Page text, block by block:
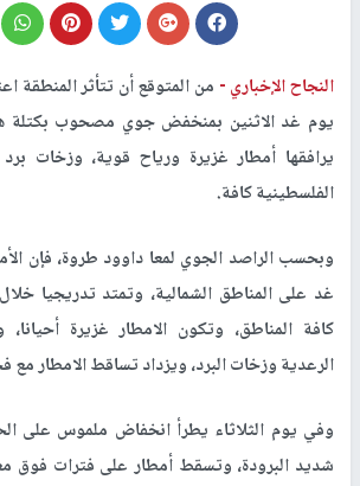
النجاح الإخباري - من المتوقع أن تتأثر المنطقة
يوم غد الاثنين بمنخفض جوي مصحوب بكتلة
يرافقها أمطار غزيرة ورياح قوية، وزخات
الفلسطينية كافة.
وبحسب الراصد الجوي لمعا داوود طروة، فإن
غد على المناطق الشمالية، وتمتد تدريجيا
كافة المناطق، وتكون الامطار غزيرة
الرعدية وزخات البرد، ويزداد تساقط الامطار مع
وفي يوم الثلاثاء يطرأ انخفاض ملموس على
شديد البرودة، وتسقط أمطار على فترات فوق